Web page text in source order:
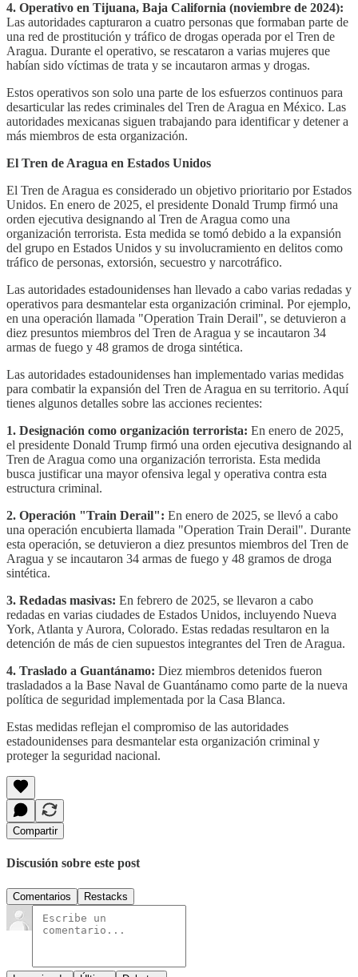
4. Operativo en Tijuana, Baja California (noviembre de 2024):
Las autoridades capturaron a cuatro personas que formaban parte de
una red de prostitución y tráfico de drogas operada por el Tren de
Aragua. Durante el operativo, se rescataron a varias mujeres que
habían sido víctimas de trata y se incautaron armas y drogas.
Estos operativos son solo una parte de los esfuerzos continuos para
desarticular las redes criminales del Tren de Aragua en México. Las
autoridades mexicanas siguen trabajando para identificar y detener a
más miembros de esta organización.
El Tren de Aragua en Estados Unidos
El Tren de Aragua es considerado un objetivo prioritario por Estados
Unidos. En enero de 2025, el presidente Donald Trump firmó una
orden ejecutiva designando al Tren de Aragua como una
organización terrorista. Esta medida se tomó debido a la expansión
del grupo en Estados Unidos y su involucramiento en delitos como
tráfico de personas, extorsión, secuestro y narcotráfico.
Las autoridades estadounidenses han llevado a cabo varias redadas y
operativos para desmantelar esta organización criminal. Por ejemplo,
en una operación llamada "Operation Train Derail", se detuvieron a
diez presuntos miembros del Tren de Aragua y se incautaron 34
armas de fuego y 48 gramos de droga sintética.
Las autoridades estadounidenses han implementado varias medidas
para combatir la expansión del Tren de Aragua en su territorio. Aquí
tienes algunos detalles sobre las acciones recientes:
1. Designación como organización terrorista: En enero de 2025,
el presidente Donald Trump firmó una orden ejecutiva designando al
Tren de Aragua como una organización terrorista. Esta medida
busca justificar una mayor ofensiva legal y operativa contra esta
estructura criminal.
2. Operación "Train Derail": En enero de 2025, se llevó a cabo
una operación encubierta llamada "Operation Train Derail". Durante
esta operación, se detuvieron a diez presuntos miembros del Tren de
Aragua y se incautaron 34 armas de fuego y 48 gramos de droga
sintética.
3. Redadas masivas: En febrero de 2025, se llevaron a cabo
redadas en varias ciudades de Estados Unidos, incluyendo Nueva
York, Atlanta y Aurora, Colorado. Estas redadas resultaron en la
detención de más de cien supuestos integrantes del Tren de Aragua.
4. Traslado a Guantánamo: Diez miembros detenidos fueron
trasladados a la Base Naval de Guantánamo como parte de la nueva
política de seguridad implementada por la Casa Blanca.
Estas medidas reflejan el compromiso de las autoridades
estadounidenses para desmantelar esta organización criminal y
proteger la seguridad nacional.
Compartir
Discusión sobre este post
Comentarios Restacks